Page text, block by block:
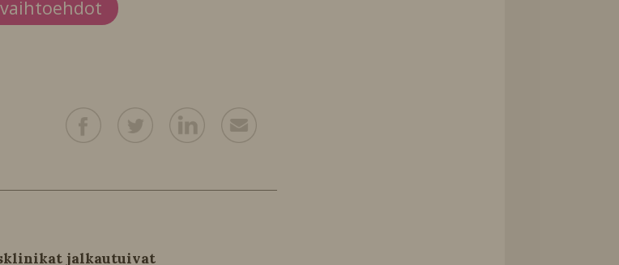
jalkautuivat